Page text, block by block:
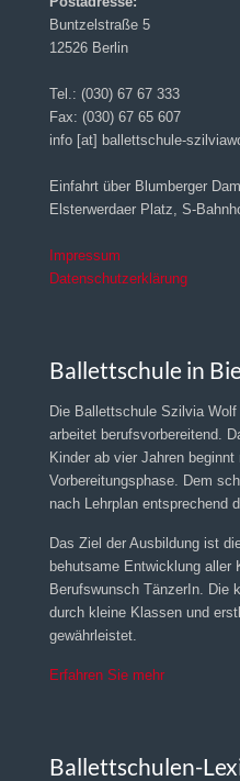
Buntzelstraße 5
12526 Berlin
Tel.: (030) 67 67 333
Fax: (030) 67 65 607
info [at] ballettschule-
Einfahrt über Blumberger
Elsterwerdaer Platz, S-
Impressum
Datenschutzerklärung
Ballettschule in
Die Ballettschule Szilvia
arbeitet berufsvorbereitend.
Kinder ab vier Jahren
Vorbereitungsphase. Dem
nach Lehrplan entsprechend
Das Ziel der Ausbildung ist
behutsame Entwicklung aller
Berufswunsch TänzerIn. Die
durch kleine Klassen und
gewährleistet.
Erfahren Sie mehr
Ballettschulen-